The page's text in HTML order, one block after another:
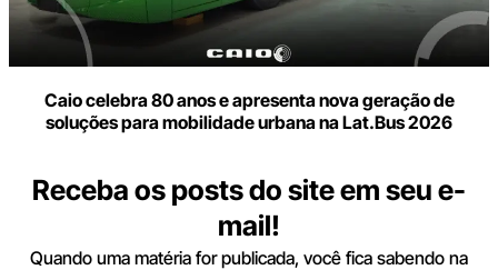
Caio celebra 80 anos e apresenta nova geração de
soluções para mobilidade urbana na Lat.Bus 2026
Receba os posts do site em seu e-
mail!
Quando uma matéria for publicada, você fica sabendo na